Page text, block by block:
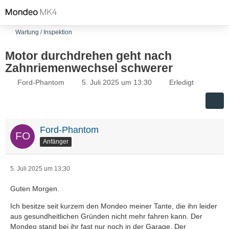
Wartung / Inspektion
Motor durchdrehen geht nach
Zahnriemenwechsel schwerer
Ford-Phantom 5. Juli 2025 um 13:30 Erledigt
Ford-Phantom
Anfänger
5. Juli 2025 um 13:30
Guten Morgen.
Ich besitze seit kurzem den Mondeo meiner Tante, die ihn leider
aus gesundheitlichen Gründen nicht mehr fahren kann. Der
Mondeo stand bei ihr fast nur noch in der Garage. Der